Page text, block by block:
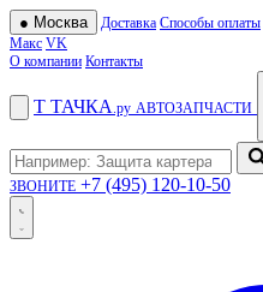
● Москва Доставка Способы оплаты
Макс VK
О компании Контакты
Т ТАЧКА .ру АВТОЗАПЧАСТИ
ЗВОНИТЕ +7 (495) 120-10-50